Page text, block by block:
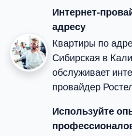
Интернет-
адресу
Квартиры по
Сибирская в
обслуживает
провайдер
Используйте